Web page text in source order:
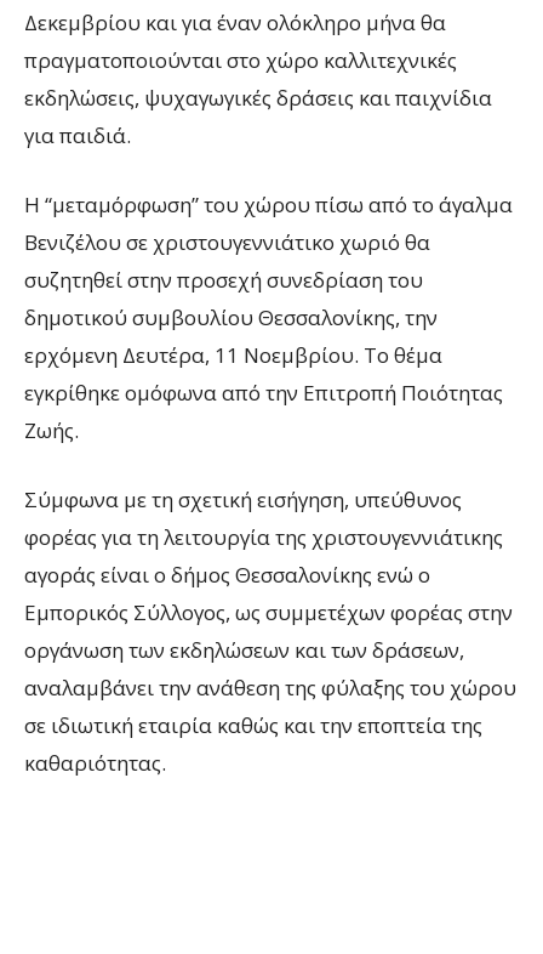
Δεκεμβρίου και για έναν ολόκληρο μήνα θα
πραγματοποιούνται στο χώρο καλλιτεχνικές
εκδηλώσεις, ψυχαγωγικές δράσεις και παιχνίδια
για παιδιά.
Η “μεταμόρφωση” του χώρου πίσω από το άγαλμα
Βενιζέλου σε χριστουγεννιάτικο χωριό θα
συζητηθεί στην προσεχή συνεδρίαση του
δημοτικού συμβουλίου Θεσσαλονίκης, την
ερχόμενη Δευτέρα, 11 Νοεμβρίου. Το θέμα
εγκρίθηκε ομόφωνα από την Επιτροπή Ποιότητας
Ζωής.
Σύμφωνα με τη σχετική εισήγηση, υπεύθυνος
φορέας για τη λειτουργία της χριστουγεννιάτικης
αγοράς είναι ο δήμος Θεσσαλονίκης ενώ ο
Εμπορικός Σύλλογος, ως συμμετέχων φορέας στην
οργάνωση των εκδηλώσεων και των δράσεων,
αναλαμβάνει την ανάθεση της φύλαξης του χώρου
σε ιδιωτική εταιρία καθώς και την εποπτεία της
καθαριότητας.